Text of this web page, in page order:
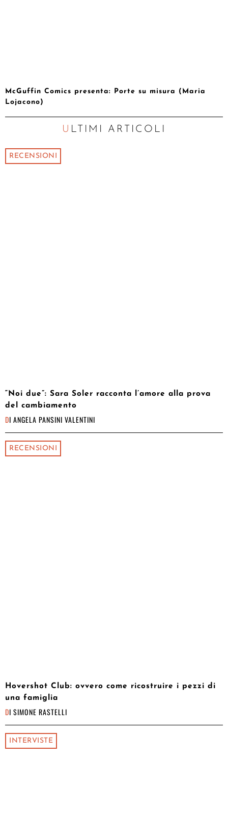
McGuffin Comics presenta: Porte su misura (Maria
Lojacono)
ULTIMI ARTICOLI
RECENSIONI
“Noi due”: Sara Soler racconta l’amore alla prova
del cambiamento
DI ANGELA PANSINI VALENTINI
RECENSIONI
Hovershot Club: ovvero come ricostruire i pezzi di
una famiglia
DI SIMONE RASTELLI
INTERVISTE